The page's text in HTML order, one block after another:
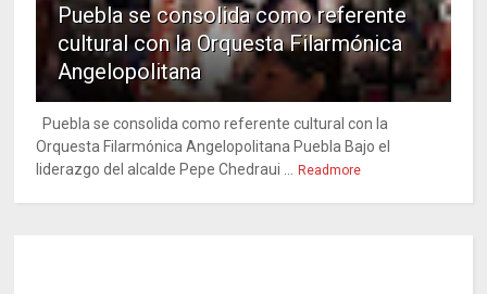
Puebla se consolida como referente
cultural con la Orquesta Filarmónica
Angelopolitana
Puebla se consolida como referente cultural con la
Orquesta Filarmónica Angelopolitana Puebla Bajo el
liderazgo del alcalde Pepe Chedraui ...
Readmore